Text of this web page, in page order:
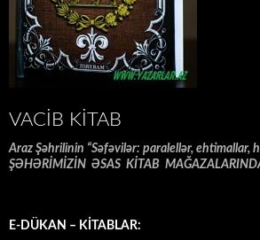
VACIB KITAB
Araz Şəhrilinin “Səfəvilər: paralellər, ehtimallar,
ŞƏHƏRİMİZİN ƏSAS KİTAB
E-DÜKAN – KİTABLAR: